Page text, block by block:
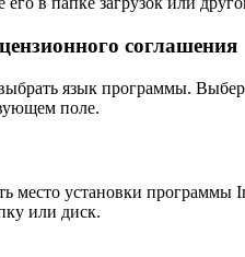
соглашения
язык программы.
поле.
место установки программы
или диск.